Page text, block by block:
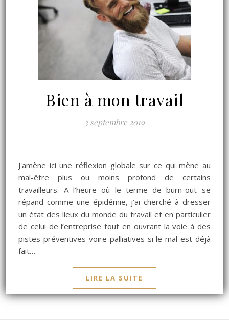
Bien à mon travail
3 septembre 2019
J'amène ici une réflexion globale sur ce qui mène au
mal-être plus ou moins profond de certains
travailleurs. A l’heure où le terme de burn-out se
répand comme une épidémie, j’ai cherché à dresser
un état des lieux du monde du travail et en particulier
de celui de l’entreprise tout en ouvrant la voie à des
pistes préventives voire palliatives si le mal est déjà
fait…
LIRE LA SUITE